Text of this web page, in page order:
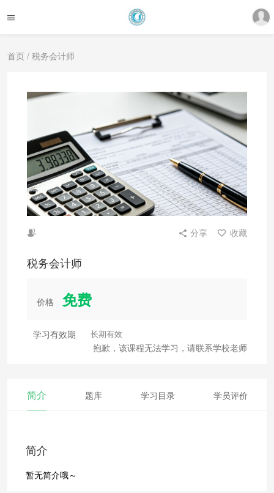
首页 / 税务会计师
分享 收藏
税务会计师
价格 免费
学习有效期 长期有效
抱歉，该课程无法学习，请联系学校老师
简介 题库 学习目录 学员评价
简介
暂无简介哦～